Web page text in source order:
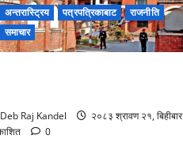
अन्तरास्ट्रिय पत्रपत्रिकाबाट
राजनीति
समाचार
Deb Raj Kandel
२०८३ श्रावण २१, बिहीबार
0